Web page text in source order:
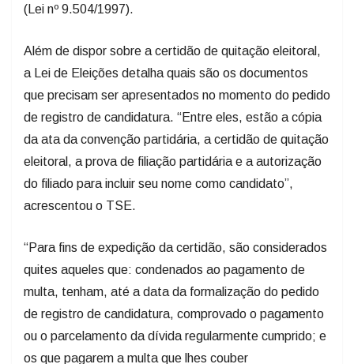
(Lei nº 9.504/1997).
Além de dispor sobre a certidão de quitação eleitoral,
a Lei de Eleições detalha quais são os documentos
que precisam ser apresentados no momento do pedido
de registro de candidatura. “Entre eles, estão a cópia
da ata da convenção partidária, a certidão de quitação
eleitoral, a prova de filiação partidária e a autorização
do filiado para incluir seu nome como candidato”,
acrescentou o TSE.
“Para fins de expedição da certidão, são considerados
quites aqueles que: condenados ao pagamento de
multa, tenham, até a data da formalização do pedido
de registro de candidatura, comprovado o pagamento
ou o parcelamento da dívida regularmente cumprido; e
os que pagarem a multa que lhes couber